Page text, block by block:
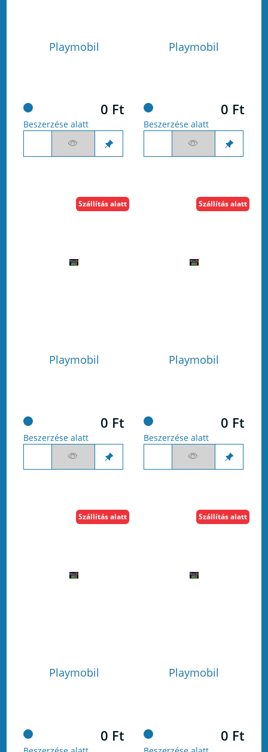
Playmobil
0 Ft
Beszerzése alatt
Playmobil
0 Ft
Beszerzése alatt
Playmobil
Szállítás alatt
0 Ft
Beszerzése alatt
Playmobil
Szállítás alatt
0 Ft
Beszerzése alatt
Playmobil
Szállítás alatt
0 Ft
Playmobil
Szállítás alatt
0 Ft